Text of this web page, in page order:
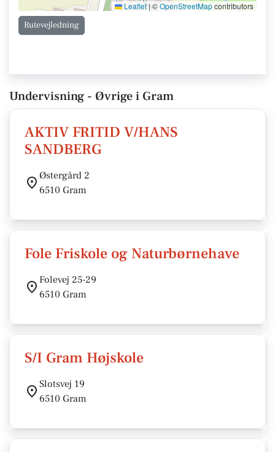
Leaflet|©OpenStreetMapcontributors
Rutevejledning
Undervisning - Øvrige i Gram
AKTIV FRITID V/HANS
SANDBERG
Østergård 2
6510 Gram
Fole Friskole og Naturbørnehave
Folevej 25-29
6510 Gram
S/I Gram Højskole
Slotsvej 19
6510 Gram